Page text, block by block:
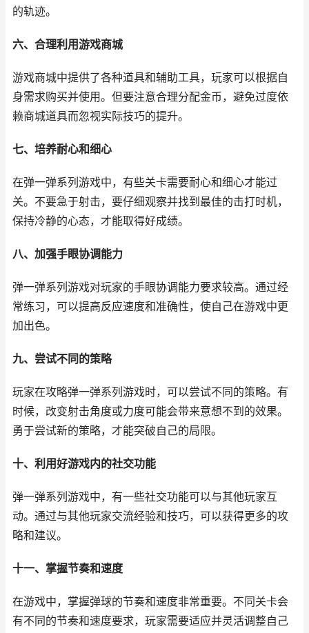
的轨迹。
六、合理利用游戏商城
游戏商城中提供了各种道具和辅助工具，玩家可以根据自
身需求购买并使用。但要注意合理分配金币，避免过度依
赖商城道具而忽视实际技巧的提升。
七、培养耐心和细心
在弹一弹系列游戏中，有些关卡需要耐心和细心才能过
关。不要急于射击，要仔细观察并找到最佳的击打时机，
保持冷静的心态，才能取得好成绩。
八、加强手眼协调能力
弹一弹系列游戏对玩家的手眼协调能力要求较高。通过经
常练习，可以提高反应速度和准确性，使自己在游戏中更
加出色。
九、尝试不同的策略
玩家在攻略弹一弹系列游戏时，可以尝试不同的策略。有
时候，改变射击角度或力度可能会带来意想不到的效果。
勇于尝试新的策略，才能突破自己的局限。
十、利用好游戏内的社交功能
弹一弹系列游戏中，有一些社交功能可以与其他玩家互
动。通过与其他玩家交流经验和技巧，可以获得更多的攻
略和建议。
十一、掌握节奏和速度
在游戏中，掌握弹球的节奏和速度非常重要。不同关卡会
有不同的节奏和速度要求，玩家需要适应并灵活调整自己